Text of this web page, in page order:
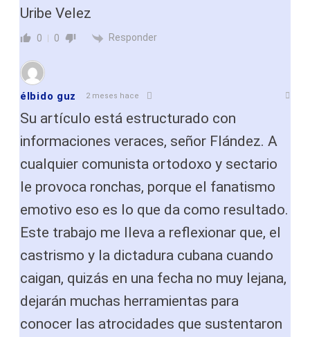
Uribe Velez
0 0 Responder
élbido guz 2 meses hace
Su artículo está estructurado con
informaciones veraces, señor Flández. A
cualquier comunista ortodoxo y sectario
le provoca ronchas, porque el fanatismo
emotivo eso es lo que da como resultado.
Este trabajo me lleva a reflexionar que, el
castrismo y la dictadura cubana cuando
caigan, quizás en una fecha no muy lejana,
dejarán muchas herramientas para
conocer las atrocidades que sustentaron